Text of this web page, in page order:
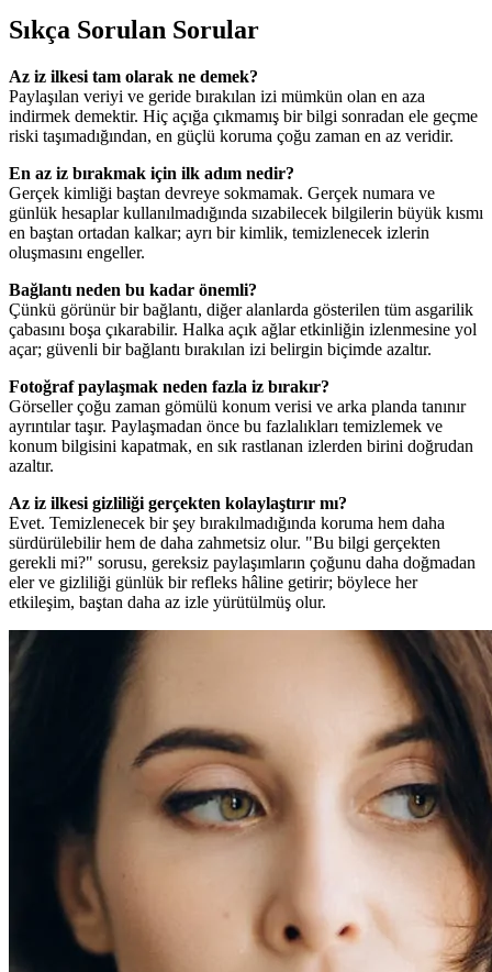
Sıkça Sorulan Sorular
Az iz ilkesi tam olarak ne demek?
Paylaşılan veriyi ve geride bırakılan izi mümkün olan en aza
indirmek demektir. Hiç açığa çıkmamış bir bilgi sonradan ele geçme
riski taşımadığından, en güçlü koruma çoğu zaman en az veridir.
En az iz bırakmak için ilk adım nedir?
Gerçek kimliği baştan devreye sokmamak. Gerçek numara ve
günlük hesaplar kullanılmadığında sızabilecek bilgilerin büyük kısmı
en baştan ortadan kalkar; ayrı bir kimlik, temizlenecek izlerin
oluşmasını engeller.
Bağlantı neden bu kadar önemli?
Çünkü görünür bir bağlantı, diğer alanlarda gösterilen tüm asgarilik
çabasını boşa çıkarabilir. Halka açık ağlar etkinliğin izlenmesine yol
açar; güvenli bir bağlantı bırakılan izi belirgin biçimde azaltır.
Fotoğraf paylaşmak neden fazla iz bırakır?
Görseller çoğu zaman gömülü konum verisi ve arka planda tanınır
ayrıntılar taşır. Paylaşmadan önce bu fazlalıkları temizlemek ve
konum bilgisini kapatmak, en sık rastlanan izlerden birini doğrudan
azaltır.
Az iz ilkesi gizliliği gerçekten kolaylaştırır mı?
Evet. Temizlenecek bir şey bırakılmadığında koruma hem daha
sürdürülebilir hem de daha zahmetsiz olur. "Bu bilgi gerçekten
gerekli mi?" sorusu, gereksiz paylaşımların çoğunu daha doğmadan
eler ve gizliliği günlük bir refleks hâline getirir; böylece her
etkileşim, baştan daha az izle yürütülmüş olur.